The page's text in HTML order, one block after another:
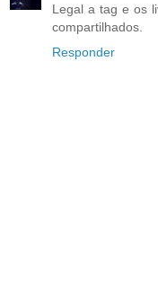
Legal a tag e os
compartilhados.
Responder